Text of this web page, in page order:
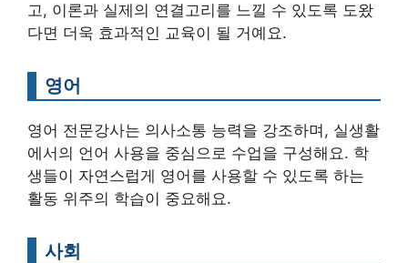
고, 이론과 실제의 연결고리를 느낄 수 있도록 도왔
다면 더욱 효과적인 교육이 될 거예요.
영어
영어 전문강사는 의사소통 능력을 강조하며, 실생활
에서의 언어 사용을 중심으로 수업을 구성해요. 학
생들이 자연스럽게 영어를 사용할 수 있도록 하는
활동 위주의 학습이 중요해요.
사회